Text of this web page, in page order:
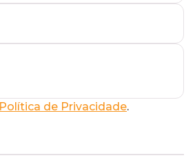
Política de Privacidade.